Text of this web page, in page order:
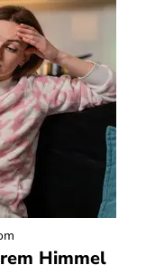
Himmel